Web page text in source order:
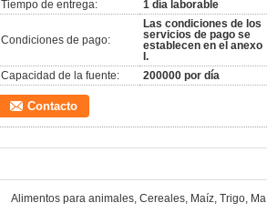
Tiempo de entrega:
1 día laborable
Condiciones de pago:
Las condiciones de los
servicios de pago se
establecen en el anexo
I.
Capacidad de la fuente:
200000 por día
Contacto
Alimentos para animales, Cereales, Maíz, Trigo,